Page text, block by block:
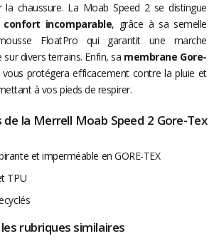
chaussure. La Moab Speed 2 se distingue
confort incomparable, grâce à sa semelle
FloatPro qui garantit une marche
divers terrains. Enfin, sa membrane Gore-
vous protégera efficacement contre la pluie et
à vos pieds de respirer.
la Merrell Moab Speed 2 Gore-Tex
et imperméable en GORE-TEX
TPU
rubriques similaires